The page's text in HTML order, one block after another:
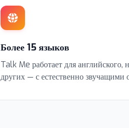
Более 15 языков
Talk Me работает для английского,
других — с естественно звучащими